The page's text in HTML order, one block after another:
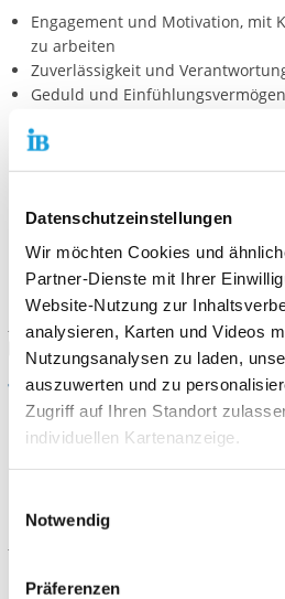
Datenschutzeinstellungen
Wir möchten Cookies und
Partner-Dienste mit Ihrer
Website-Nutzung zur
analysieren, Karten und Videos
Nutzungsanalysen zu laden,
auszuwerten und zu
Zugriff auf Ihren Standort
individuellen Kartenanzeige.
unsere Partner Daten wie Ihre IP-
verarbeiten diese zusammen
Websites. Die Partner erkennen
Notwendig
Präferenzen
Engagement und Motivation, mit
zu arbeiten
Zuverlässigkeit und
Geduld und Einfühlungsvermögen
Kommunikative Fähigkeiten
Teamfähigkeit und Flexibilität
Informiere Dich aufwww.ib-
Deine Bewerbungsunterlagen an
neuenhagen@ib.de. Du kannst auch
Bewerbungsbogen
nutzen.
Wir freuen uns auf